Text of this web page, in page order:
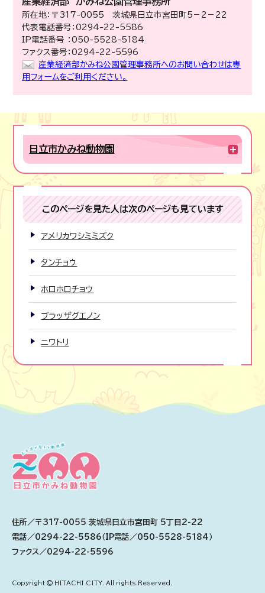
所在地：〒317-0055 茨城県日立市宮田町5－2－22
代表電話番号：0294-22-5586
IP電話番号 ：050-5528-5184
ファクス番号：0294-22-5596
産業経済部かみね公園管理事務所へのお問い合わせは専
用フォームをご利用ください。
日立市かみね動物園
このページを見た人は次のページも見ています
アメリカワシミミズク
タンチョウ
ホロホロチョウ
ブラッザグエノン
ニワトリ
住所／〒317-0055 茨城県日立市宮田町 5丁目2-22
電話／0294-22-5586（IP電話／050-5528-5184）
ファクス／0294-22-5596
Copyright © HITACHI CITY. All rights Reserved.